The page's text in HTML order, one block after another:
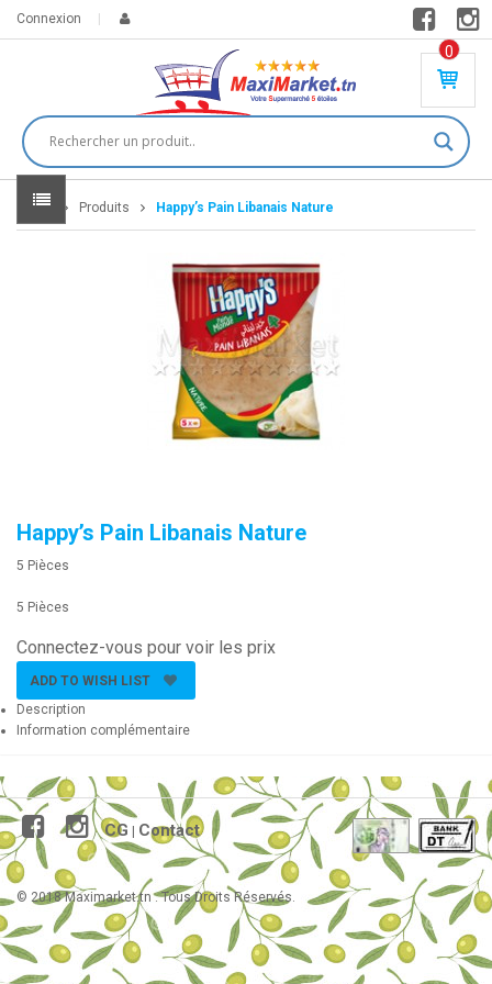
Connexion
0
PR
DU
IT(
S)
Home Produits Happy’s Pain Libanais Nature
Happy’s Pain Libanais Nature
5 Pièces
5 Pièces
Connectez-vous pour voir les prix
ADD TO WISH LIST
Description
Information complémentaire
CG Contact
© 2018 Maximarket.tn . Tous Droits Réservés.